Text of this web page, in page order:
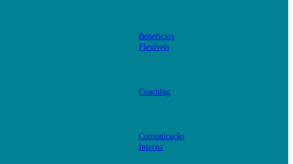
Benefícios
Flexíveis
Coaching
Comunicação
Interna